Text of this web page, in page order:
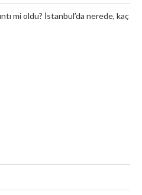
mi oldu? İstanbul’da nerede, kaç